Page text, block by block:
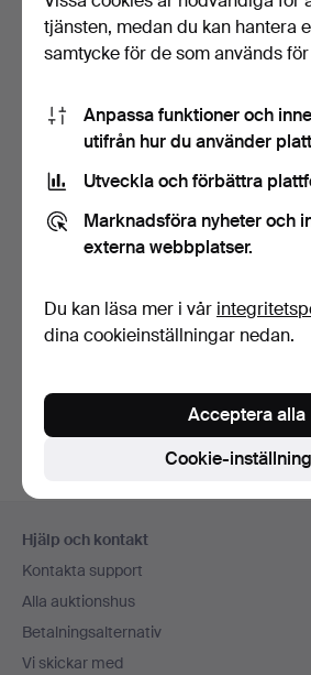
sent 1800-tal.
Du kan också söka ivårt arkiv med
Hjälp och kontakt
Kontakta support
Alla auktionshus
Betalningsalternativ
Vi skickar med
tjänsten, medan du kan hantera
samtycke för de som används
Anpassa funktioner och
utifrån hur du använder
Utveckla och förbättra
Marknadsföra nyheter och
externa webbplatser.
Du kan läsa mer i vår
dina cookieinställningar nedan.
Cookie-
Acceptera alla